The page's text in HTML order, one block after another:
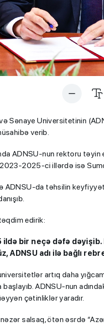
Sənaye Universitetinin
verib.
ADNSU-nun rektoru
2025-ci illərdə isə
ADNSU-da təhsilin
edirik:
bir neçə dəfə dəyişib.
ADNSU adı ilə bağlı
artıq daha
başlayıb. ADNSU-nun
çətinliklər yaradır.
salsaq, ötən əsrdə